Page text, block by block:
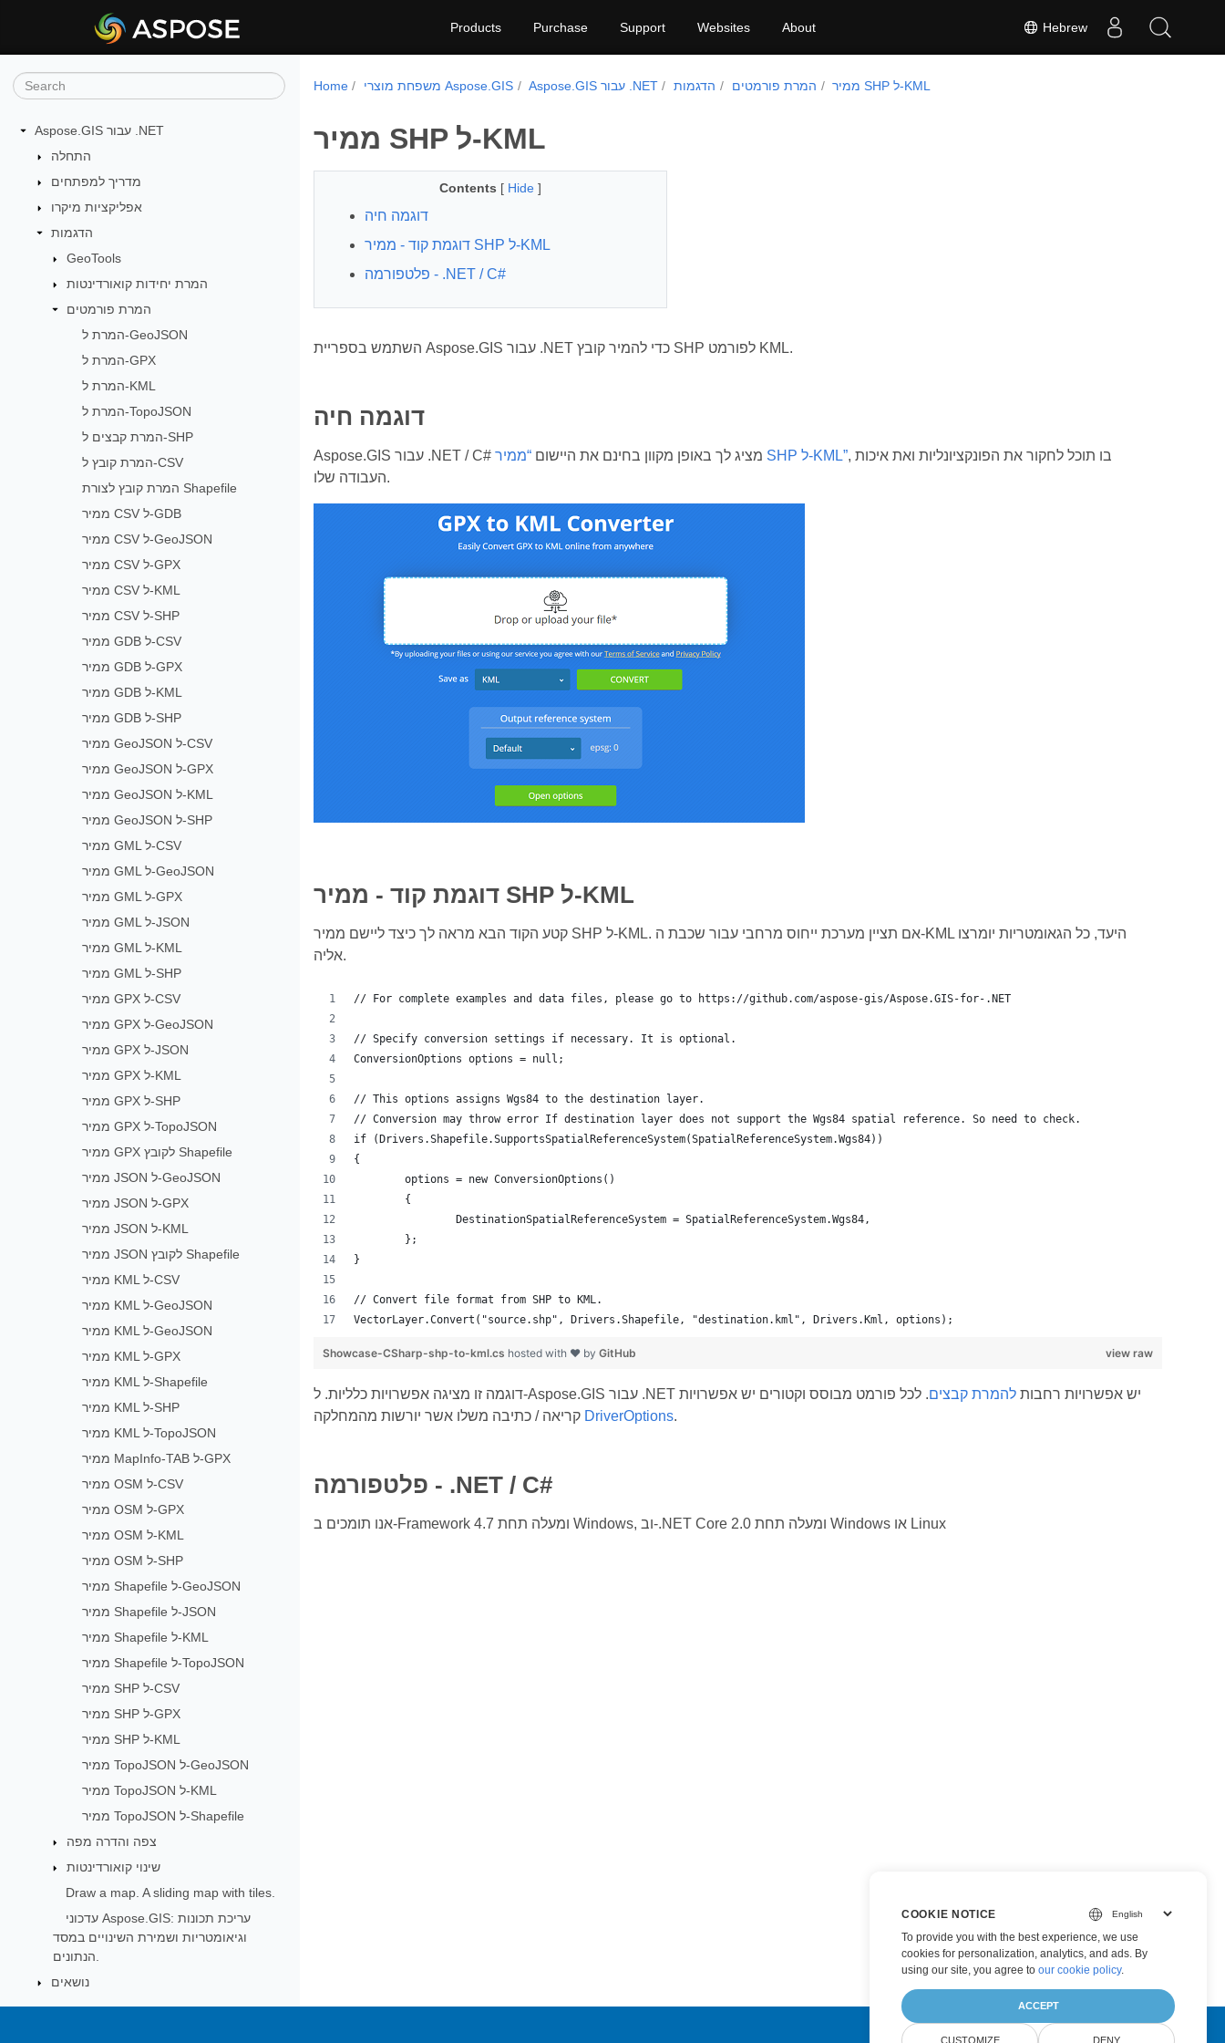
Hebrew
Products Purchase Support Websites About
Aspose.GIS עבור .NET
התחלה
מדריך למפתחים
אפליקציות מיקרו
הדגמות
GeoTools
המרת יחידות קואורדינטות
המרת פורמטים
המרת ל-GeoJSON
המרת ל-GPX
המרת ל-KML
המרת ל-TopoJSON
המרת קבצים ל-SHP
המרת קובץ ל-CSV
המרת קובץ לצורת Shapefile
ממיר CSV ל-GDB
ממיר CSV ל-GeoJSON
ממיר CSV ל-GPX
ממיר CSV ל-KML
ממיר CSV ל-SHP
ממיר GDB ל-CSV
ממיר GDB ל-GPX
ממיר GDB ל-KML
ממיר GDB ל-SHP
ממיר GeoJSON ל-CSV
ממיר GeoJSON ל-GPX
ממיר GeoJSON ל-KML
ממיר GeoJSON ל-SHP
ממיר GML ל-CSV
ממיר GML ל-GeoJSON
ממיר GML ל-GPX
ממיר GML ל-JSON
ממיר GML ל-KML
ממיר GML ל-SHP
ממיר GPX ל-CSV
ממיר GPX ל-GeoJSON
ממיר GPX ל-JSON
ממיר GPX ל-KML
ממיר GPX ל-SHP
ממיר GPX ל-TopoJSON
ממיר GPX לקובץ Shapefile
ממיר JSON ל-GeoJSON
ממיר JSON ל-GPX
ממיר JSON ל-KML
ממיר JSON לקובץ Shapefile
ממיר KML ל-CSV
ממיר KML ל-GeoJSON
ממיר KML ל-GeoJSON
ממיר KML ל-GPX
ממיר KML ל-Shapefile
ממיר KML ל-SHP
ממיר KML ל-TopoJSON
ממיר MapInfo-TAB ל-GPX
ממיר OSM ל-CSV
ממיר OSM ל-GPX
ממיר OSM ל-KML
ממיר OSM ל-SHP
ממיר Shapefile ל-GeoJSON
ממיר Shapefile ל-JSON
ממיר Shapefile ל-KML
ממיר Shapefile ל-TopoJSON
ממיר SHP ל-CSV
ממיר SHP ל-GPX
ממיר SHP ל-KML
ממיר TopoJSON ל-GeoJSON
ממיר TopoJSON ל-KML
ממיר TopoJSON ל-Shapefile
צפה והדרה מפה
שינוי קואורדינטות
Draw a map. A sliding map with tiles.
עדכוני Aspose.GIS: עריכת תכונות
וגיאומטריות ושמירת השינויים במסד
נושאים
Home משפחת מוצרי Aspose.GIS Aspose.GIS עבור .NET הדגמות המרת פורמטים ממיר SHP ל-KML
ממיר SHP ל-KML
Contents [ Hide ]
דוגמה חיה
דוגמת קוד - ממיר SHP ל-KML
פלטפורמה - .NET / C#
השתמש בספריית Aspose.GIS עבור .NET כדי להמיר קובץ SHP לפורמט KML.
דוגמה חיה
Aspose.GIS עבור .NET / C# מציג לך באופן מקוון בחינם את היישום “ממיר SHP ל-KML”, בו תוכל לחקור את הפונקציונליות ואת איכות
העבודה שלו.
דוגמת קוד - ממיר SHP ל-KML
קטע הקוד הבא מראה לך כיצד ליישם ממיר SHP ל-KML. אם תציין מערכת ייחוס מרחבי עבור שכבת ה-KML היעד, כל הגאומטריות יומרצו
אליה.
// For complete examples and data files, please go to https://github.com/aspose-gis/Aspose.GIS-for-.NET
// Specify conversion settings if necessary. It is optional.
ConversionOptions options = null;
// This options assigns Wgs84 to the destination layer.
// Conversion may throw error If destination layer does not support the Wgs84 spatial reference. So need to check.
if (Drivers.Shapefile.SupportsSpatialReferenceSystem(SpatialReferenceSystem.Wgs84))
{
	options = new ConversionOptions()
	{
		DestinationSpatialReferenceSystem = SpatialReferenceSystem.Wgs84,
	};
}
// Convert file format from SHP to KML.
VectorLayer.Convert("source.shp", Drivers.Shapefile, "destination.kml", Drivers.Kml, options);
view raw
Showcase-CSharp-shp-to-kml.cs hosted with ❤ by GitHub
דוגמה זו מציגה אפשרויות כלליות. ל-Aspose.GIS עבור .NET יש אפשרויות רחבותלהמרת קבצים. לכל פורמט מבוסס וקטורים יש אפשרויות
קריאה / כתיבה משלו אשר יורשות מהמחלקה DriverOptions.
פלטפורמה - .NET / C#
אנו תומכים ב-Framework 4.7 ומעלה תחת Windows, וב-.NET Core 2.0 ומעלה תחת Windows או Linux
COOKIE NOTICE
To provide you with the best experience, we use
cookies for personalization, analytics, and ads. By
using our site, you agree to our cookie policy.
ACCEPT
CUSTOMIZE DENY